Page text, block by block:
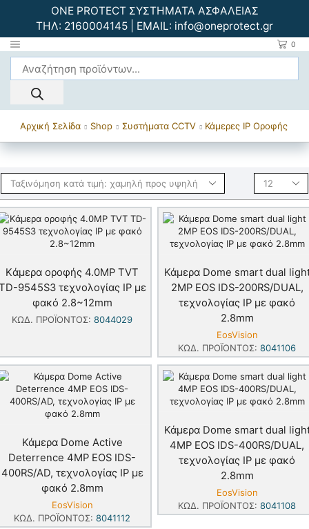
ONE PROTECT ΣΥΣΤΗΜΑΤΑ ΑΣΦΑΛΕΙΑΣ
ΤΗΛ: 2160004145 | EMAIL: info@oneprotect.gr
0
Αρχική Σελίδα Shop Συστήματα CCTV Κάμερες IP Οροφής
Kάμερα οροφής 4.0MP TVT
9545S3 τεχνολογίας IP με
φακό 2.8~12mm
ΚΩΔ. ΠΡΟΪΌΝΤΟΣ: 8044029
Κάμερα Dome smart dual
2MP EOS IDS-200RS/DUAL,
τεχνολογίας IP με φακό
2.8mm
EosVision
ΚΩΔ. ΠΡΟΪΌΝΤΟΣ: 8041106
Κάμερα Dome Active
Deterrence 4MP EOS IDS-
400RS/AD, τεχνολογίας IP με
φακό 2.8mm
EosVision
ΚΩΔ. ΠΡΟΪΌΝΤΟΣ: 8041112
Κάμερα Dome smart dual
4MP EOS IDS-400RS/DUAL,
τεχνολογίας IP με φακό
2.8mm
EosVision
ΚΩΔ. ΠΡΟΪΌΝΤΟΣ: 8041108